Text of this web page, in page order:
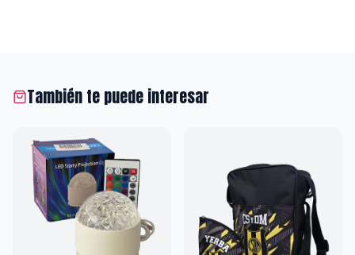
También te puede interesar